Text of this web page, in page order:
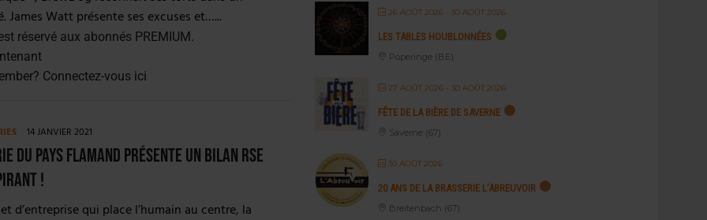
James Watt présente ses excuses et…...
réservé aux abonnés PREMIUM.
Connectez-vous ici
14 JANVIER 2021
du Pays Flamand présente un bilan RSE
!
d’entreprise qui place l’humain au centre, la
26 AOÛT 2026 - 30 AOÛT 2026
LES TABLES HOUBLONNÉES
Poperinge (BE)
27 AOÛT 2026 - 30 AOÛT 2026
FÊTE DE LA BIÈRE DE SAVERNE
Saverne (67)
30 AOÛT 2026
20 ANS DE LA BRASSERIE L’ABREUVOIR
Breitenbach (67)